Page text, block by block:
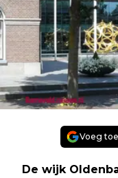
Voeg
De wijk